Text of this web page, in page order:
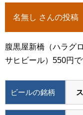
名無し さんの投稿
腹黒屋新橋（ハラグ
サヒビール）550円で
ビールの銘柄